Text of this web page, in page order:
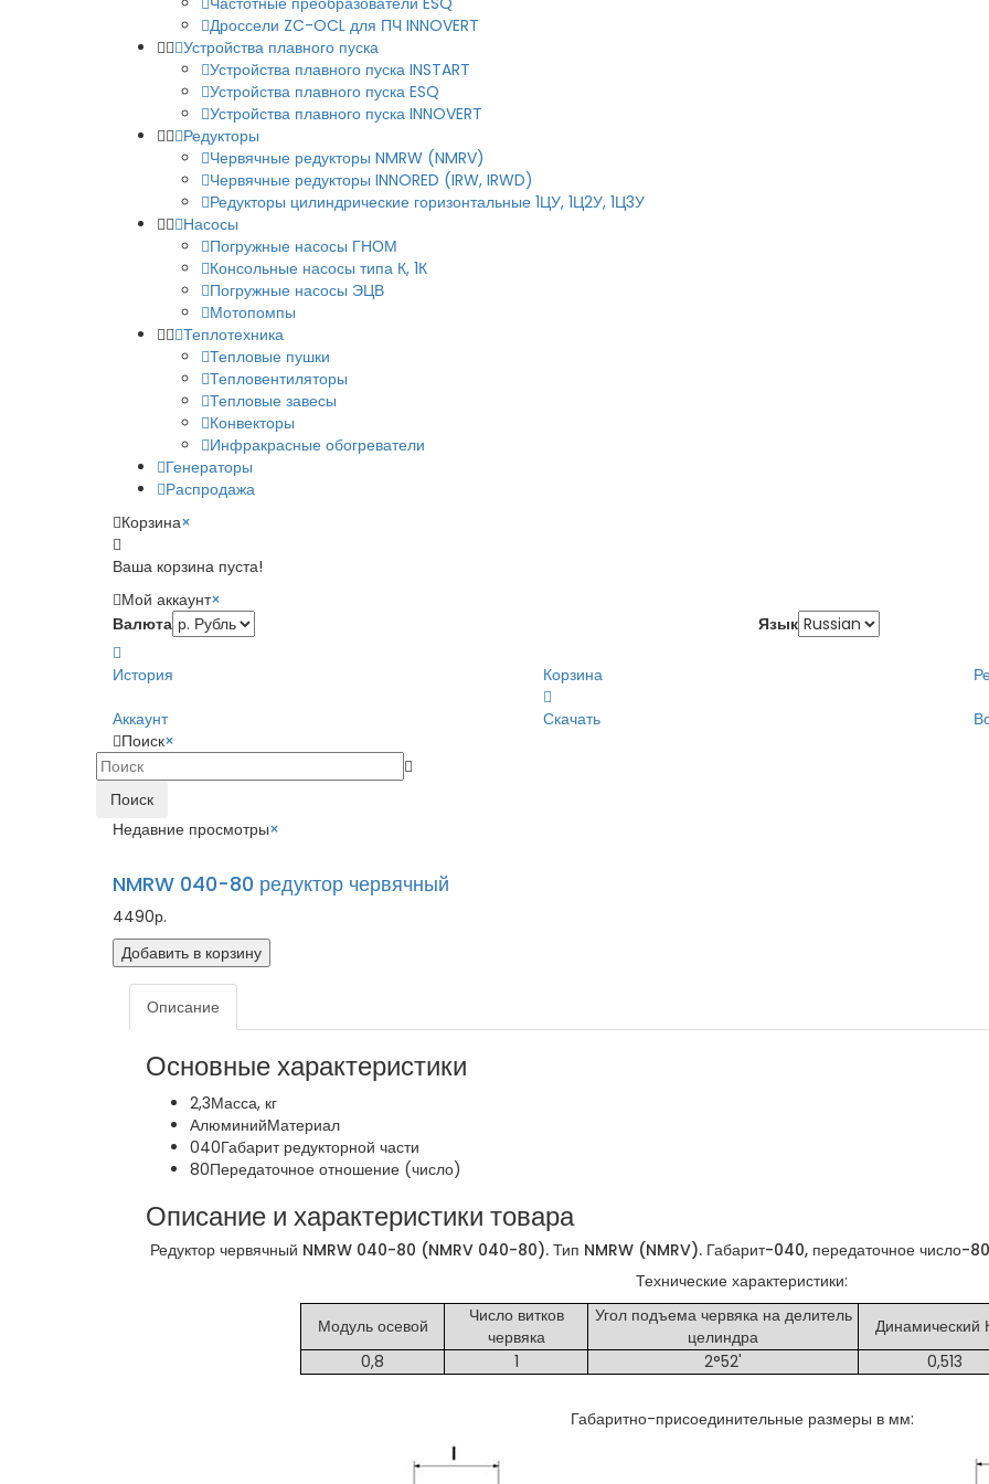
Дроссели ZC-OCL для ПЧ INNOVERT
Устройства плавного пуска
Устройства плавного пуска INSTART
Устройства плавного пуска ESQ
Устройства плавного пуска INNOVERT
Редукторы
Червячные редукторы NMRW (NMRV)
Червячные редукторы INNORED (IRW, IRWD)
Редукторы цилиндрические горизонтальные 1ЦУ, 1Ц2У, 1Ц3У
Насосы
Погружные насосы ГНОМ
Консольные насосы типа К, 1К
Погружные насосы ЭЦВ
Мотопомпы
Теплотехника
Тепловые пушки
Тепловентиляторы
Тепловые завесы
Конвекторы
Инфракрасные обогреватели
Генераторы
Распродажа
Корзина×
Ваша корзина пуста!
Мой аккаунт×
Валюта
Язык
История Корзина
Аккаунт
Скачать
Поиск×
Поиск
Недавние просмотры×
NMRW 040-80 редуктор червячный
4490р.
Добавить в корзину
Описание
Основные характеристики
2,3Масса, кг
АлюминийМатериал
040Габарит редукторной части
80Передаточное отношение (число)
Описание и характеристики товара
Редуктор червячный NMRW 040-80 (NMRV 040-80). Тип NMRW (NMRV). Габарит-040, передаточное число-
Технические характеристики:
Модуль осевой
Число витков
червяка
Угол подъема червяка на делитель
целиндра
Динамический
0,8
1 2°52' 0,513
Габаритно-присоединительные размеры в мм: